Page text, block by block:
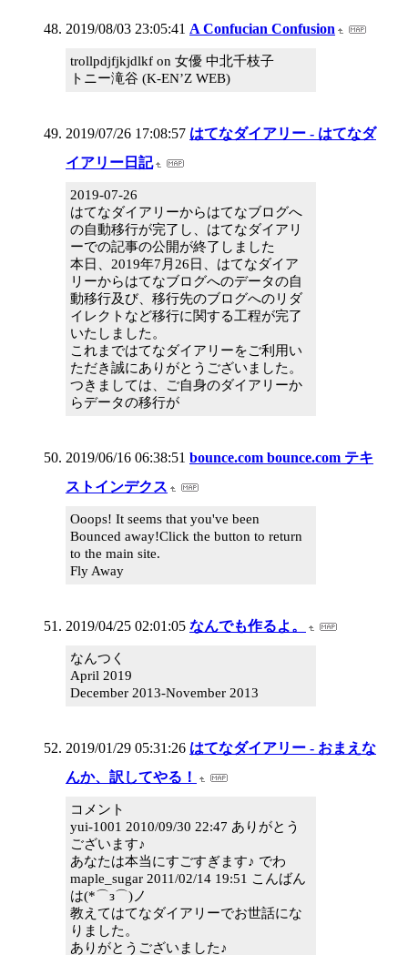
2019/08/03 23:05:41 A Confucian Confusion
trollpdjfjkjdlkf on 女優 中北千枝子
トニー滝谷 (K-EN’Z WEB)
2019/07/26 17:08:57 はてなダイアリー - はてなダ
イアリー日記
2019-07-26
はてなダイアリーからはてなブログへ
の自動移行が完了し、はてなダイアリ
ーでの記事の公開が終了しました
本日、2019年7月26日、はてなダイア
リーからはてなブログへのデータの自
動移行及び、移行先のブログへのリダ
イレクトなど移行に関する工程が完了
いたしました。
これまではてなダイアリーをご利用い
ただき誠にありがとうございました。
つきましては、ご自身のダイアリーか
らデータの移行が
2019/06/16 06:38:51 bounce.com bounce.com テキ
ストインデクス
Ooops! It seems that you've been
Bounced away!Click the button to return
to the main site.
Fly Away
2019/04/25 02:01:05 なんでも作るよ。
なんつく
April 2019
December 2013-November 2013
2019/01/29 05:31:26 はてなダイアリー - おまえな
んか、訳してやる！
コメント
yui-1001 2010/09/30 22:47 ありがとう
ございます♪
あなたは本当にすごすぎます♪ でわ
maple_sugar 2011/02/14 19:51 こんばん
は(*⌒з⌒)ノ
教えてはてなダイアリーでお世話にな
りました。
ありがとうございました♪